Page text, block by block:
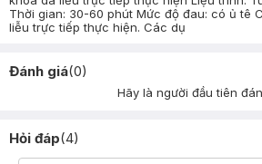
Thời gian: 30-60 phút Mức độ đau: có ủ tê
liễu trực tiếp thực hiện. Các dụ
Đánh giá(0)
Hãy là người đầu tiên
Hỏi đáp(4)